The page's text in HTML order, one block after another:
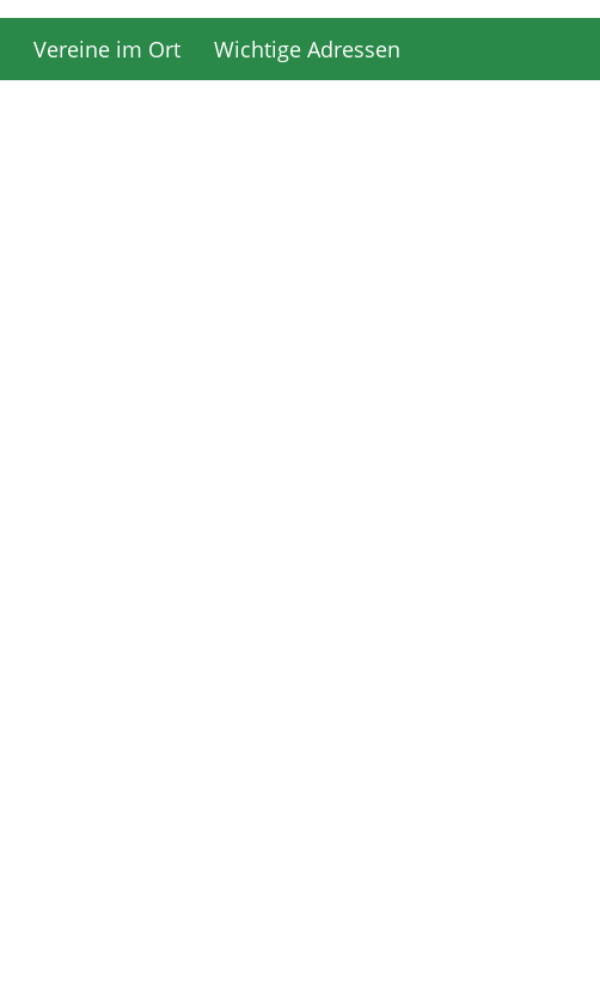
Vereine im Ort Wichtige Adressen